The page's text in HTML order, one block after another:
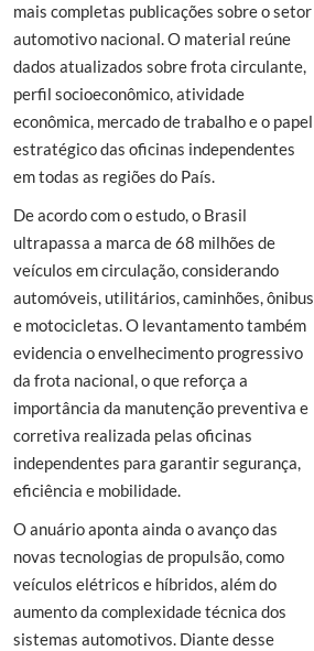
mais completas publicações sobre o setor
automotivo nacional. O material reúne
dados atualizados sobre frota circulante,
perfil socioeconômico, atividade
econômica, mercado de trabalho e o papel
estratégico das oficinas independentes
em todas as regiões do País.
De acordo com o estudo, o Brasil
ultrapassa a marca de 68 milhões de
veículos em circulação, considerando
automóveis, utilitários, caminhões, ônibus
e motocicletas. O levantamento também
evidencia o envelhecimento progressivo
da frota nacional, o que reforça a
importância da manutenção preventiva e
corretiva realizada pelas oficinas
independentes para garantir segurança,
eficiência e mobilidade.
O anuário aponta ainda o avanço das
novas tecnologias de propulsão, como
veículos elétricos e híbridos, além do
aumento da complexidade técnica dos
sistemas automotivos. Diante desse